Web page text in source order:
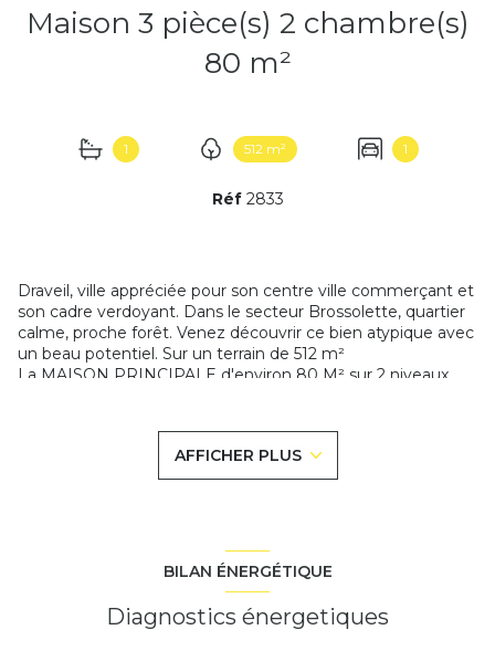
Maison 3 pièce(s) 2 chambre(s)
80 m²
1 512 m² 1
Réf 2833
Draveil, ville appréciée pour son centre ville commerçant et
son cadre verdoyant. Dans le secteur Brossolette, quartier
calme, proche forêt. Venez découvrir ce bien atypique avec
un beau potentiel. Sur un terrain de 512 m²
La MAISON PRINCIPALE d'environ 80 M² sur 2 niveaux.
véranda. A l'étage : un couloir distribue deux belles
chambres, une salle de bains avec wc. La DEPENDANCE
d'environ 28 m² avec eau et électricité, idéal pour faire un
Travaux de rénovation à prévoir. Ecoles et commerces à
Bien proposé par Nadine le Berte Agent Commercial
AFFICHER PLUS
BILAN ÉNERGÉTIQUE
Diagnostics énergetiques